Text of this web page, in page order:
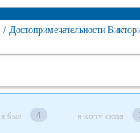
/ Достопримечательности
я был 4 я хочу сюда